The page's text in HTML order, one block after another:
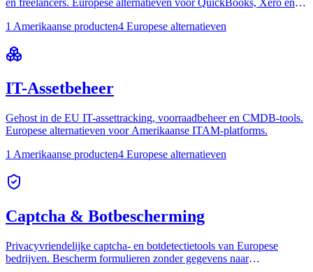
en freelancers. Europese alternatieven voor QuickBooks, Xero en
1 Amerikaanse producten4 Europese alternatieven
IT-Assetbeheer
Gehost in de EU IT-assettracking, voorraadbeheer en CMDB-tools.
Europese alternatieven voor Amerikaanse ITAM-platforms.
1 Amerikaanse producten4 Europese alternatieven
Captcha & Botbescherming
Privacyvriendelijke captcha- en botdetectietools van Europese
bedrijven. Bescherm formulieren zonder gegevens naar